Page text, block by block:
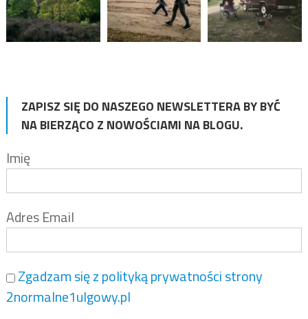
ZAPISZ SIĘ DO NASZEGO NEWSLETTERA BY BYĆ
NA BIERZĄCO Z NOWOŚCIAMI NA BLOGU.
Imię
Adres Email
Zgadzam się z polityką prywatności strony
2normalne1ulgowy.pl